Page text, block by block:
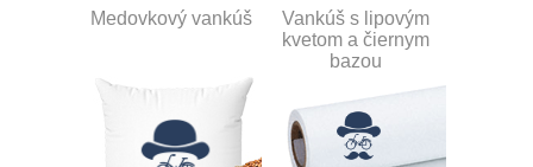
Medovkový vankúš
Vankúš s lipovým
kvetom a čiernym
bazou